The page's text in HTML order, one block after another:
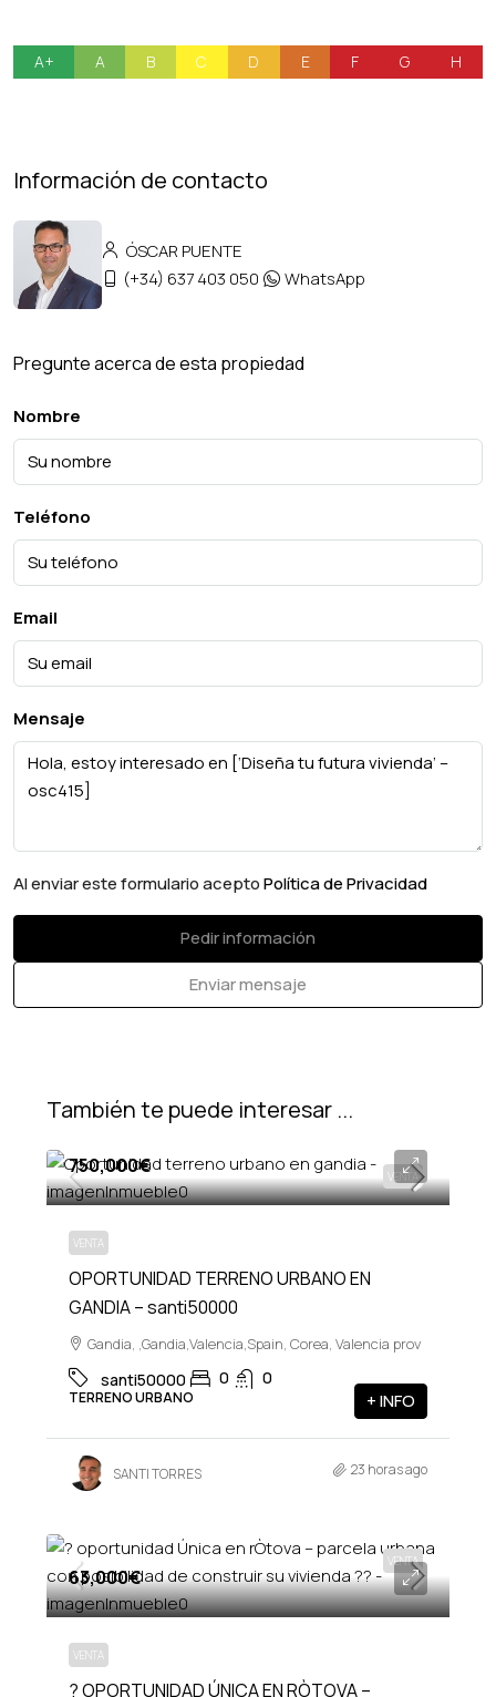
A+ A B C D E F G H
Información de contacto
ÓSCAR PUENTE
(+34) 637 403 050
WhatsApp
Pregunte acerca de esta propiedad
Nombre
Teléfono
Email
Mensaje
Al enviar este formulario aceptoPolítica de Privacidad
Pedir información
Enviar mensaje
También te puede interesar ...
VENTA
750,000€
VENTA
OPORTUNIDAD TERRENO URBANO EN
GANDIA – santi50000
Gandia, ,Gandia,Valencia,Spain, Corea, Valencia prov
santi50000 0 0
TERRENO URBANO + INFO
SANTI TORRES 23 horas ago
VENTA
63,000€
VENTA
? OPORTUNIDAD ÚNICA EN RÒTOVA –